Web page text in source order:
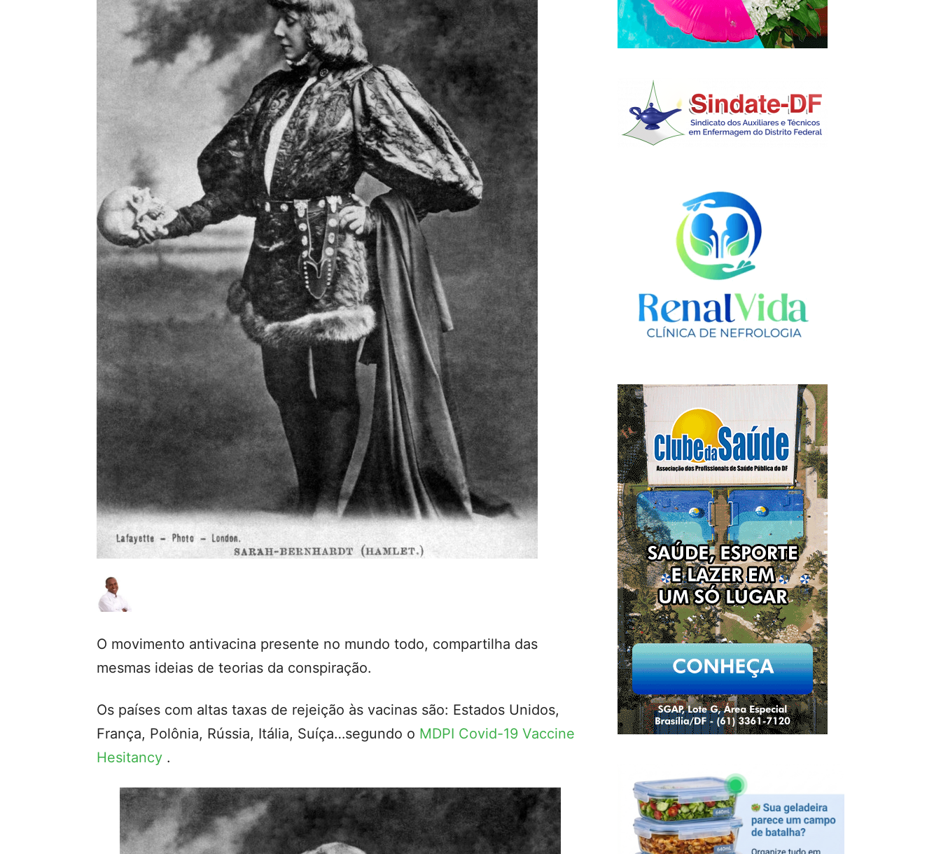
O movimento antivacina presente no mundo todo, compartilha das
mesmas ideias de teorias da conspiração.
Os países com altas taxas de rejeição às vacinas são: Estados Unidos,
França, Polônia, Rússia, Itália, Suíça…segundo o MDPI Covid-19 Vaccine
Hesitancy .